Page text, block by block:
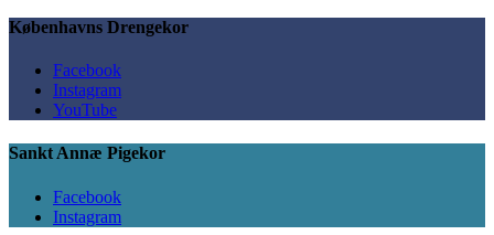
Københavns Drengekor
Facebook
Instagram
YouTube
Sankt Annæ Pigekor
Facebook
Instagram